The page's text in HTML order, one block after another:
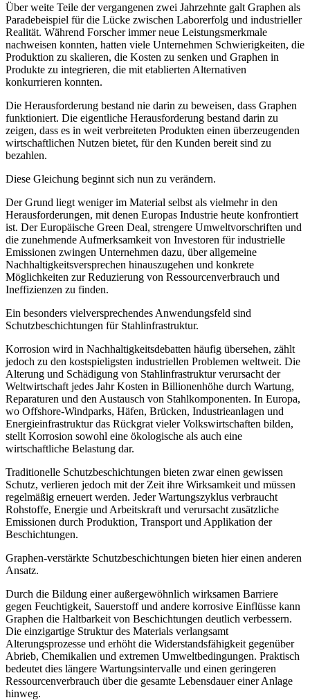
Über weite Teile der vergangenen zwei Jahrzehnte galt Graphen als
Paradebeispiel für die Lücke zwischen Laborerfolg und industrieller
Realität. Während Forscher immer neue Leistungsmerkmale
nachweisen konnten, hatten viele Unternehmen Schwierigkeiten, die
Produktion zu skalieren, die Kosten zu senken und Graphen in
Produkte zu integrieren, die mit etablierten Alternativen
konkurrieren konnten.
Die Herausforderung bestand nie darin zu beweisen, dass Graphen
funktioniert. Die eigentliche Herausforderung bestand darin zu
zeigen, dass es in weit verbreiteten Produkten einen überzeugenden
wirtschaftlichen Nutzen bietet, für den Kunden bereit sind zu
bezahlen.
Diese Gleichung beginnt sich nun zu verändern.
Der Grund liegt weniger im Material selbst als vielmehr in den
Herausforderungen, mit denen Europas Industrie heute konfrontiert
ist. Der Europäische Green Deal, strengere Umweltvorschriften und
die zunehmende Aufmerksamkeit von Investoren für industrielle
Emissionen zwingen Unternehmen dazu, über allgemeine
Nachhaltigkeitsversprechen hinauszugehen und konkrete
Möglichkeiten zur Reduzierung von Ressourcenverbrauch und
Ineffizienzen zu finden.
Ein besonders vielversprechendes Anwendungsfeld sind
Schutzbeschichtungen für Stahlinfrastruktur.
Korrosion wird in Nachhaltigkeitsdebatten häufig übersehen, zählt
jedoch zu den kostspieligsten industriellen Problemen weltweit. Die
Alterung und Schädigung von Stahlinfrastruktur verursacht der
Weltwirtschaft jedes Jahr Kosten in Billionenhöhe durch Wartung,
Reparaturen und den Austausch von Stahlkomponenten. In Europa,
wo Offshore-Windparks, Häfen, Brücken, Industrieanlagen und
Energieinfrastruktur das Rückgrat vieler Volkswirtschaften bilden,
stellt Korrosion sowohl eine ökologische als auch eine
wirtschaftliche Belastung dar.
Traditionelle Schutzbeschichtungen bieten zwar einen gewissen
Schutz, verlieren jedoch mit der Zeit ihre Wirksamkeit und müssen
regelmäßig erneuert werden. Jeder Wartungszyklus verbraucht
Rohstoffe, Energie und Arbeitskraft und verursacht zusätzliche
Emissionen durch Produktion, Transport und Applikation der
Beschichtungen.
Graphen-verstärkte Schutzbeschichtungen bieten hier einen anderen
Ansatz.
Durch die Bildung einer außergewöhnlich wirksamen Barriere
gegen Feuchtigkeit, Sauerstoff und andere korrosive Einflüsse kann
Graphen die Haltbarkeit von Beschichtungen deutlich verbessern.
Die einzigartige Struktur des Materials verlangsamt
Alterungsprozesse und erhöht die Widerstandsfähigkeit gegenüber
Abrieb, Chemikalien und extremen Umweltbedingungen. Praktisch
bedeutet dies längere Wartungsintervalle und einen geringeren
Ressourcenverbrauch über die gesamte Lebensdauer einer Anlage
hinweg.